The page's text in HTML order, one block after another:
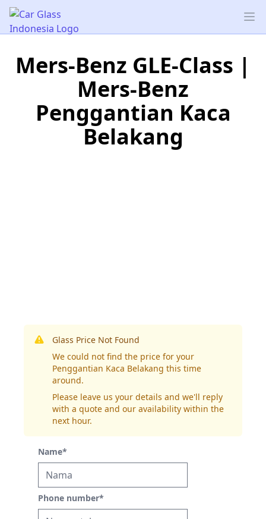
Car Glass Indonesia
Mers-Benz GLE-Class |
Mers-Benz
Penggantian Kaca
Belakang
Glass Price Not Found
We could not find the price for your
Penggantian Kaca Belakang this time
around.
Please leave us your details and we'll reply
with a quote and our availability within the
next hour.
Name*
Phone number*